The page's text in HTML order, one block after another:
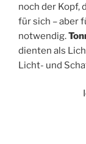
noch der Kopf,
für sich – aber
notwendig.
dienten als
Licht- und